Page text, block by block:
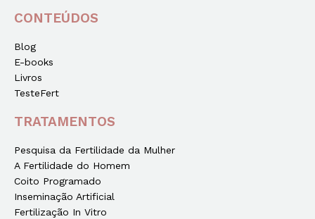
CONTEÚDOS
Blog
E-books
Livros
TesteFert
TRATAMENTOS
Pesquisa da Fertilidade da Mulher
A Fertilidade do Homem
Coito Programado
Inseminação Artificial
Fertilização In Vitro